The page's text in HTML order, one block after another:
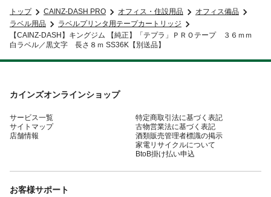
トップ CAINZ-DASH PRO オフィス・住設用品
オフィス備品
ラベル用品
ラベルプリンタ用テープカートリッジ
【CAINZ-DASH】キングジム 【純正】「テプラ」ＰＲＯテープ ３６ｍｍ
白ラベル／黒文字 長さ８ｍ SS36K【別送品】
カインズオンラインショップ
サービス一覧
サイトマップ
店舗情報
特定商取引法に基づく表記
古物営業法に基づく表記
酒類販売管理者標識の掲示
家電リサイクルについて
BtoB掛け払い申込
お客様サポート